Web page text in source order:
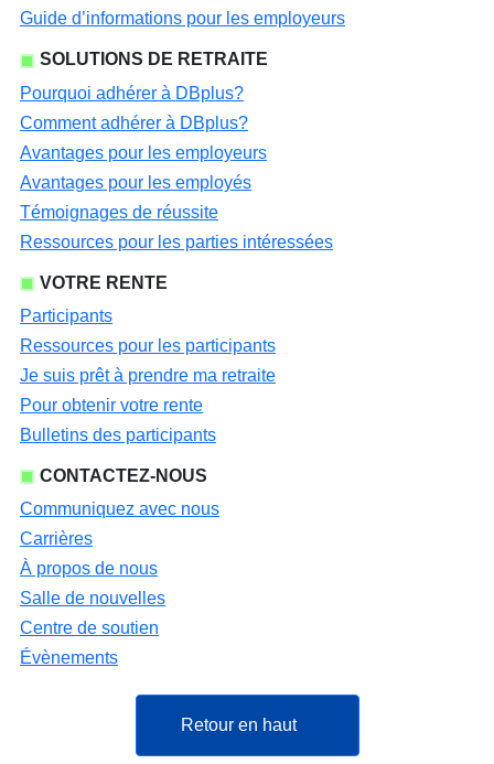
Guide d’informations pour les employeurs
SOLUTIONS DE RETRAITE
Pourquoi adhérer à DBplus?
Comment adhérer à DBplus?
Avantages pour les employeurs
Avantages pour les employés
Témoignages de réussite
Ressources pour les parties intéressées
VOTRE RENTE
Participants
Ressources pour les participants
Je suis prêt à prendre ma retraite
Pour obtenir votre rente
Bulletins des participants
CONTACTEZ-NOUS
Communiquez avec nous
Carrières
À propos de nous
Salle de nouvelles
Centre de soutien
Évènements
Retour en haut